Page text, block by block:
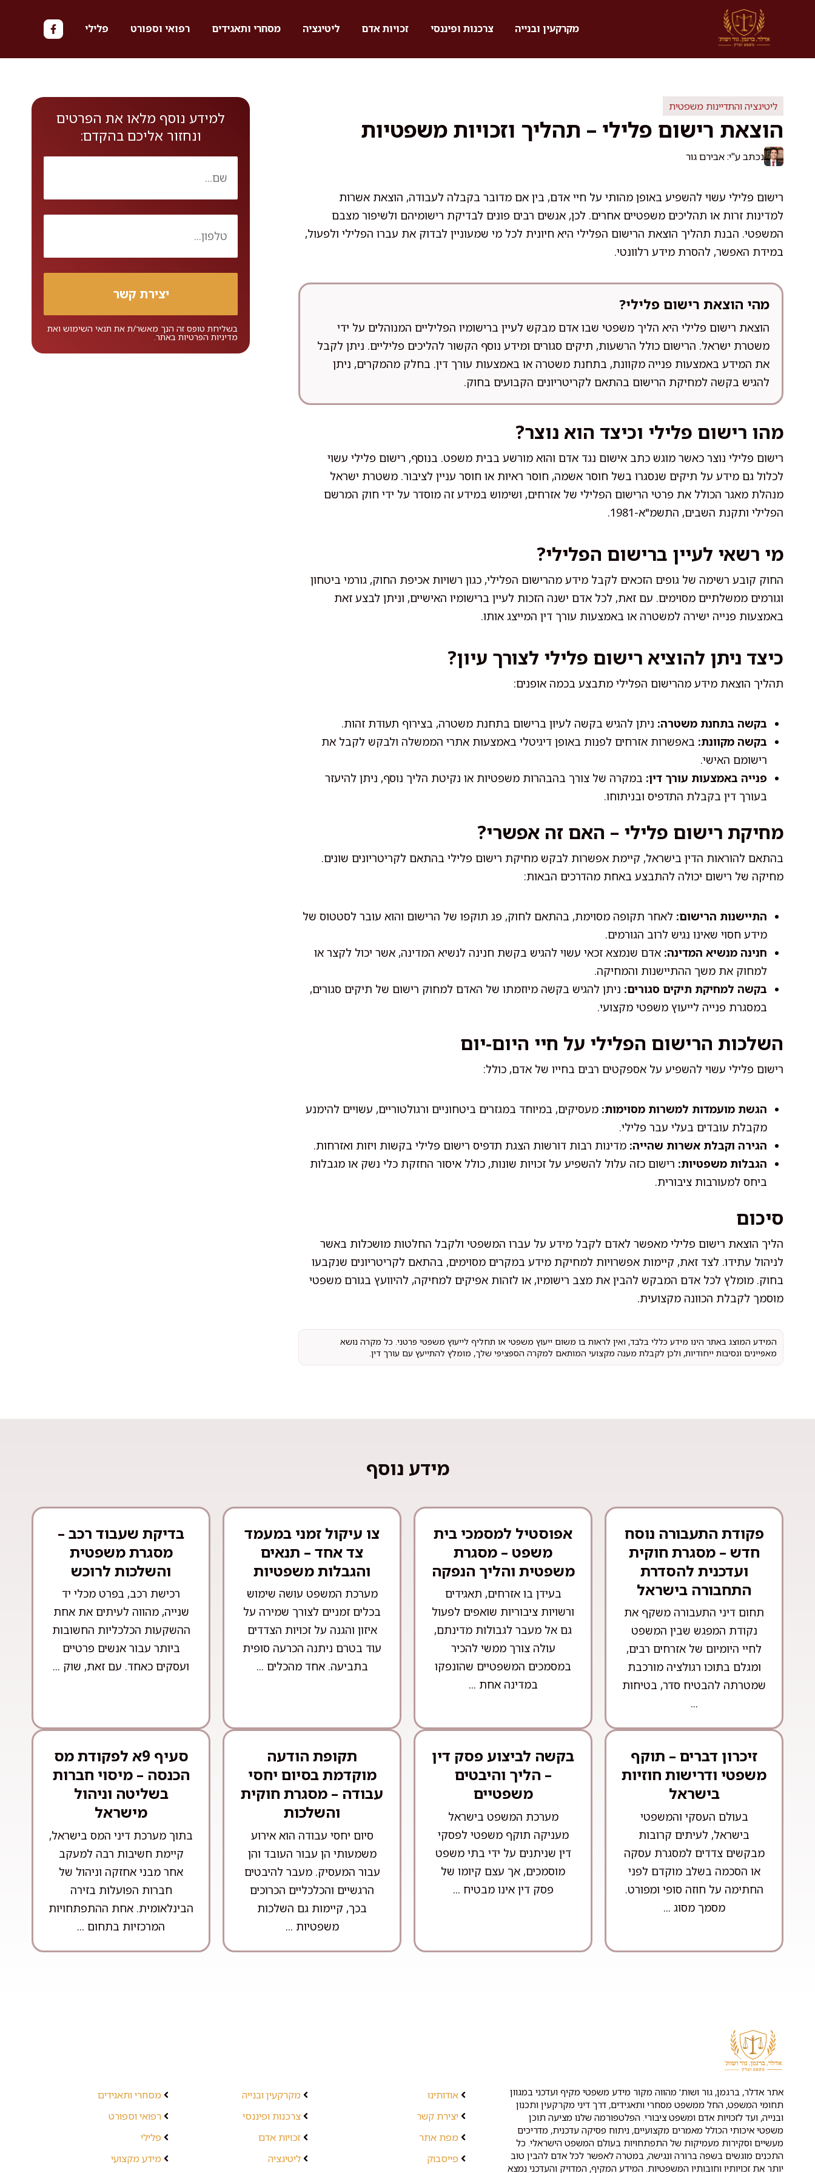
מקרקעין ובנייה צרכנות ופיננסי זכויות אדם ליטיגציה מסחרי ותאגידים רפואי וספורט פלילי
ליטיגציה והתדיינות משפטית
הוצאת רישום פלילי – תהליך וזכויות משפטיות
נכתב ע"י: אבירם גור
רישום פלילי עשוי להשפיע באופן מהותי על חיי אדם, בין אם מדובר בקבלה לעבודה, הוצאת אשרות
למדינות זרות או תהליכים משפטיים אחרים. לכן, אנשים רבים פונים לבדיקת רישומיהם ולשיפור מצבם
המשפטי. הבנת תהליך הוצאת הרישום הפלילי היא חיונית לכל מי שמעוניין לבדוק את עברו הפלילי ולפעול,
במידת האפשר, להסרת מידע רלוונטי.
מהי הוצאת רישום פלילי?
הוצאת רישום פלילי היא הליך משפטי שבו אדם מבקש לעיין ברישומיו הפליליים המנוהלים על ידי
משטרת ישראל. הרישום כולל הרשעות, תיקים סגורים ומידע נוסף הקשור להליכים פליליים. ניתן לקבל
את המידע באמצעות פנייה מקוונת, בתחנת משטרה או באמצעות עורך דין. בחלק מהמקרים, ניתן
להגיש בקשה למחיקת הרישום בהתאם לקריטריונים הקבועים בחוק.
מהו רישום פלילי וכיצד הוא נוצר?
רישום פלילי נוצר כאשר מוגש כתב אישום נגד אדם והוא מורשע בבית משפט. בנוסף, רישום פלילי עשוי
לכלול גם מידע על תיקים שנסגרו בשל חוסר אשמה, חוסר ראיות או חוסר עניין לציבור. משטרת ישראל
מנהלת מאגר הכולל את פרטי הרישום הפלילי של אזרחים, ושימוש במידע זה מוסדר על ידי חוק המרשם
הפלילי ותקנת השבים, התשמ"א-1981.
מי רשאי לעיין ברישום הפלילי?
החוק קובע רשימה של גופים הזכאים לקבל מידע מהרישום הפלילי, כגון רשויות אכיפת החוק, גורמי ביטחון
וגורמים ממשלתיים מסוימים. עם זאת, לכל אדם ישנה הזכות לעיין ברישומיו האישיים, וניתן לבצע זאת
באמצעות פנייה ישירה למשטרה או באמצעות עורך דין המייצג אותו.
כיצד ניתן להוציא רישום פלילי לצורך עיון?
תהליך הוצאת מידע מהרישום הפלילי מתבצע בכמה אופנים:
בקשה בתחנת משטרה: ניתן להגיש בקשה לעיון ברישום בתחנת משטרה, בצירוף תעודת זהות.
בקשה מקוונת: באפשרות אזרחים לפנות באופן דיגיטלי באמצעות אתרי הממשלה ולבקש לקבל את
רישומם האישי.
פנייה באמצעות עורך דין: במקרה של צורך בהבהרות משפטיות או נקיטת הליך נוסף, ניתן להיעזר
בעורך דין בקבלת התדפיס ובניתוחו.
מחיקת רישום פלילי – האם זה אפשרי?
בהתאם להוראות הדין בישראל, קיימת אפשרות לבקש מחיקת רישום פלילי בהתאם לקריטריונים שונים.
מחיקה של רישום יכולה להתבצע באחת מהדרכים הבאות:
התיישנות הרישום: לאחר תקופה מסוימת, בהתאם לחוק, פג תוקפו של הרישום והוא עובר לסטטוס של
מידע חסוי שאינו נגיש לרוב הגורמים.
חנינה מנשיא המדינה: אדם שנמצא זכאי עשוי להגיש בקשת חנינה לנשיא המדינה, אשר יכול לקצר או
למחוק את משך ההתיישנות והמחיקה.
בקשה למחיקת תיקים סגורים: ניתן להגיש בקשה מיוזמתו של האדם למחוק רישום של תיקים סגורים,
במסגרת פנייה לייעוץ משפטי מקצועי.
השלכות הרישום הפלילי על חיי היום-יום
רישום פלילי עשוי להשפיע על אספקטים רבים בחייו של אדם, כולל:
הגשת מועמדות למשרות מסוימות: מעסיקים, במיוחד במגזרים ביטחוניים ורגולטוריים, עשויים להימנע
מקבלת עובדים בעלי עבר פלילי.
הגירה וקבלת אשרות שהייה: מדינות רבות דורשות הצגת תדפיס רישום פלילי בקשות ויזות ואזרחות.
הגבלות משפטיות: רישום כזה עלול להשפיע על זכויות שונות, כולל איסור החזקת כלי נשק או מגבלות
ביחס למעורבות ציבורית.
סיכום
הליך הוצאת רישום פלילי מאפשר לאדם לקבל מידע על עברו המשפטי ולקבל החלטות מושכלות באשר
לניהול עתידו. לצד זאת, קיימות אפשרויות למחיקת מידע במקרים מסוימים, בהתאם לקריטריונים שנקבעו
בחוק. מומלץ לכל אדם המבקש להבין את מצב רישומיו, או לזהות אפיקים למחיקה, להיוועץ בגורם משפטי
מוסמך לקבלת הכוונה מקצועית.
המידע המוצג באתר הינו מידע כללי בלבד, ואין לראות בו משום ייעוץ משפטי או תחליף לייעוץ משפטי פרטני. כל מקרה נושא
מאפיינים ונסיבות ייחודיות, ולכן לקבלת מענה מקצועי המותאם למקרה הספציפי שלך, מומלץ להתייעץ עם עורך דין.
למידע נוסף מלאו את הפרטים
ונחזור אליכם בהקדם:
בשליחת טופס זה הנך מאשר/ת את תנאי השימושואת
מדיניות הפרטיותבאתר.
מידע נוסף
פקודת התעבורה נוסח
חדש – מסגרת חוקית
ועדכנית להסדרת
התחבורה בישראל
תחום דיני התעבורה משקף את
נקודת המפגש שבין המשפט
לחיי היומיום של אזרחים רבים,
ומגלם בתוכו רגולציה מורכבת
שמטרתה להבטיח סדר, בטיחות
...
אפוסטיל למסמכי בית
משפט – מסגרת
משפטית והליך הנפקה
בעידן בו אזרחים, תאגידים
ורשויות ציבוריות שואפים לפעול
גם אל מעבר לגבולות מדינתם,
עולה צורך ממשי להכיר
במסמכים המשפטיים שהונפקו
במדינה אחת ...
צו עיקול זמני במעמד
צד אחד – תנאים
והגבלות משפטיות
מערכת המשפט עושה שימוש
בכלים זמניים לצורך שמירה על
איזון והגנה על זכויות הצדדים
עוד בטרם ניתנה הכרעה סופית
בתביעה. אחד מהכלים ...
בדיקת שעבוד רכב –
מסגרת משפטית
והשלכות לרוכש
רכישת רכב, בפרט מכלי יד
שנייה, מהווה לעיתים את אחת
ההשקעות הכלכליות החשובות
ביותר עבור אנשים פרטיים
ועסקים כאחד. עם זאת, שוק ...
זיכרון דברים – תוקף
משפטי ודרישות חוזיות
בישראל
בעולם העסקי והמשפטי
בישראל, לעיתים קרובות
מבקשים צדדים למסגרת עסקה
או הסכמה בשלב מוקדם לפני
החתימה על חוזה סופי ומפורט.
מסמך מסוג ...
בקשה לביצוע פסק דין
– הליך והיבטים
משפטיים
מערכת המשפט בישראל
מעניקה תוקף משפטי לפסקי
דין שניתנים על ידי בתי משפט
מוסמכים, אך עצם קיומו של
פסק דין אינו מבטיח ...
תקופת הודעה
מוקדמת בסיום יחסי
עבודה – מסגרת חוקית
והשלכות
סיום יחסי עבודה הוא אירוע
משמעותי הן עבור העובד והן
עבור המעסיק. מעבר להיבטים
הרגשיים והכלכליים הכרוכים
בכך, קיימות גם השלכות
משפטיות ...
סעיף 9א לפקודת מס
הכנסה – מיסוי חברות
בשליטה וניהול
מישראל
בתוך מערכת דיני המס בישראל,
קיימת חשיבות רבה למעקב
אחר מבני אחזקה וניהול של
חברות הפועלות בזירה
הבינלאומית. אחת ההתפתחויות
המרכזיות בתחום ...
אתר אדלר, ברגמן, גור ושות' מהווה מקור מידע משפטי מקיף ועדכני במגוון
תחומי המשפט, החל ממשפט מסחרי ותאגידים, דרך דיני מקרקעין ותכנון
ובנייה, ועד לזכויות אדם ומשפט ציבורי. הפלטפורמה שלנו מציעה תוכן
משפטי איכותי הכולל מאמרים מקצועיים, ניתוח פסיקה עדכנית, מדריכים
מעשיים וסקירות מעמיקות של התפתחויות בעולם המשפט הישראלי. כל
התכנים מוגשים בשפה ברורה ונגישה, במטרה לאפשר לכל אדם להבין טוב
יותר את זכויותיו וחובותיו המשפטיות. המידע המקיף, המדויק והעדכני נמצא
אודותינו
יצירת קשר
מפת אתר
פייסבוק
מקרקעין ובנייה
צרכנות ופיננסי
זכויות אדם
ליטיגציה
מסחרי ותאגידים
רפואי וספורט
פלילי
מידע מקצועי